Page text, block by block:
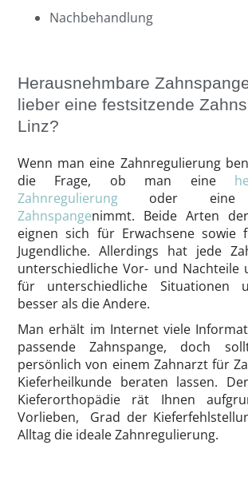
Nachbehandlung
Herausnehmbare
lieber eine festsitzende
Linz?
Wenn man eine Zahnregulierung
die Frage, ob man eine
Zahnregulierung oder eine
Zahnspangenimmt. Beide Arten
eignen sich für Erwachsene sowie
Jugendliche. Allerdings hat jede
unterschiedliche Vor- und Nachteile
für unterschiedliche Situationen
besser als die Andere.
Man erhält im Internet viele
passende Zahnspange, doch
persönlich von einem Zahnarzt für
Kieferheilkunde beraten lassen.
Kieferorthopädie rät Ihnen
Vorlieben, Grad der
Alltag die ideale Zahnregulierung.